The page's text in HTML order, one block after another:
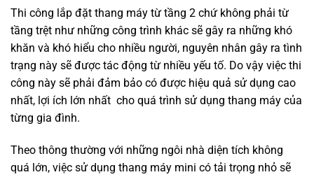
Thi công lắp đặt thang máy từ tầng 2 chứ không phải từ
tầng trệt như những công trình khác sẽ gây ra những khó
khăn và khó hiểu cho nhiều người, nguyên nhân gây ra tình
trạng này sẽ được tác động từ nhiều yếu tố. Do vậy việc thi
công này sẽ phải đảm bảo có được hiệu quả sử dụng cao
nhất, lợi ích lớn nhất cho quá trình sử dụng thang máy của
từng gia đình.
Theo thông thường với những ngôi nhà diện tích không
quá lớn, việc sử dụng thang máy mini có tải trọng nhỏ sẽ